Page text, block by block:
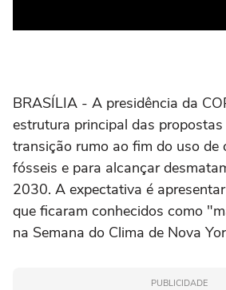
BRASÍLIA - A presidência da
estrutura principal das
transição rumo ao fim do uso de
fósseis e para alcançar
2030. A expectativa é
que ficaram conhecidos como
na Semana do Clima de Nova
PUBLICIDADE